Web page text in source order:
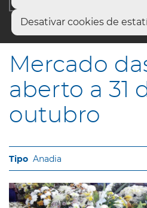
Desativar cookies de
Início
Mercado das Flores aberto a 31
Mercado
aberto a 31
outubro
Anadia